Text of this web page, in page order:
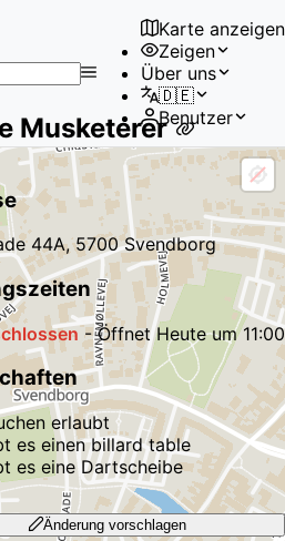
No
results
found
Karte anzeigen
Zeigen
Über uns
🇩🇪
Benutzer
Musketerer
44A, 5700 Svendborg
-Öffnet Heuteum11:00
erlaubt
es einen billard table
es eine Dartscheibe
Änderung vorschlagen